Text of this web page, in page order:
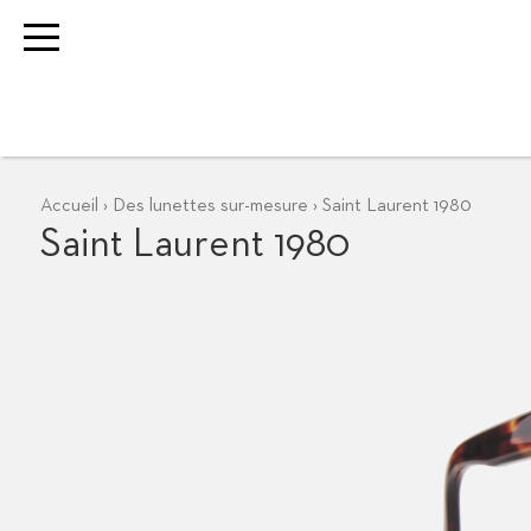
Accueil Des lunettes sur-mesure Saint Laurent 1980
Lunette sur mesure
Saint Laurent 1980